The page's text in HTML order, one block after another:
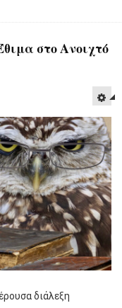
στο Ανοιχτό
διάλεξη